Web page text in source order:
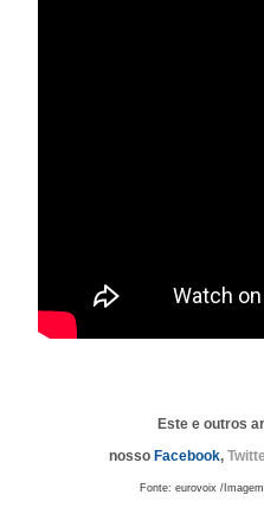
Este e outros
nosso Facebook,
Fonte: eurovoix /